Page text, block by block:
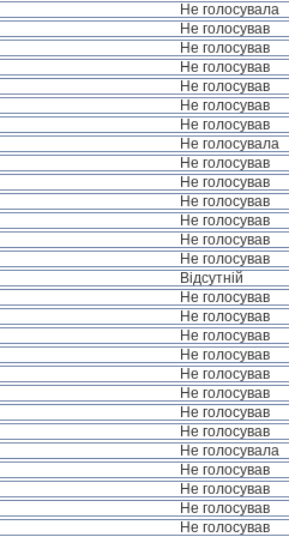
Не голосувала
Не голосував
Не голосував
Не голосував
Не голосував
Не голосував
Не голосував
Не голосувала
Не голосував
Не голосував
Не голосував
Не голосував
Не голосував
Не голосував
Відсутній
Не голосував
Не голосував
Не голосував
Не голосував
Не голосував
Не голосував
Не голосував
Не голосував
Не голосувала
Не голосував
Не голосував
Не голосував
Не голосував